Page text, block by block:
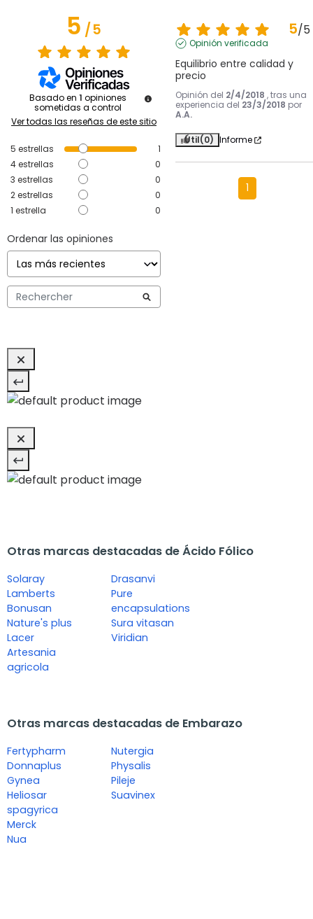
5/5
Basado en 1 opiniones
sometidas a control
Ver todas las reseñas de este sitio
5 estrellas
1
4estrellas
0
3 estrellas
0
2estrellas
0
1 estrella 0
Ordenar las opiniones
5/5
Opinión verificada
Equilibrio entre calidad y
precio
Opinión del 2/4/2018 , tras una
experiencia del 23/3/2018 por
A.A.
Útil(0) Informe
1
Otras marcas destacadas de Ácido Fólico
Solaray
Lamberts
Bonusan
Nature's plus
Lacer
Artesania
agricola
Drasanvi
Pure
encapsulations
Sura vitasan
Viridian
Otras marcas destacadas de Embarazo
Fertypharm
Donnaplus
Gynea
Heliosar
spagyrica
Merck
Nua
Nutergia
Physalis
Pileje
Suavinex